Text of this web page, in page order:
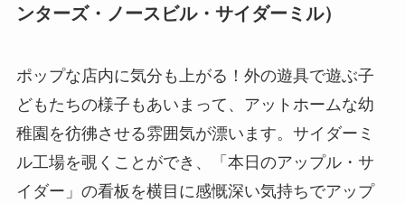
ンターズ・ノースビル・サイダーミル）
ポップな店内に気分も上がる！外の遊具で遊ぶ子
どもたちの様子もあいまって、アットホームな幼
稚園を彷彿させる雰囲気が漂います。サイダーミ
ル工場を覗くことができ、「本日のアップル・サ
イダー」の看板を横目に感慨深い気持ちでアップ